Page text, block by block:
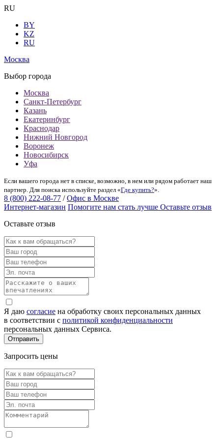
RU
BY
KZ
RU
Москва
Выбор города
Москва
Санкт-Петербург
Казань
Екатеринбург
Краснодар
Нижний Новгород
Воронеж
Новосибирск
Уфа
Если вашего города нет в списке, возможно, в нем или рядом работает наш
партнер. Для поиска используйте раздел «Где купить?».
8 (800) 222-08-77 / Офис в Москве
Интернет-магазин Помогите нам стать лучше Оставьте отзыв
Оставьте отзыв
Я даю согласие на обработку своих персональных данных
в соответствии с политикой конфиденциальности
персональных данных Сервиса.
Запросить цены